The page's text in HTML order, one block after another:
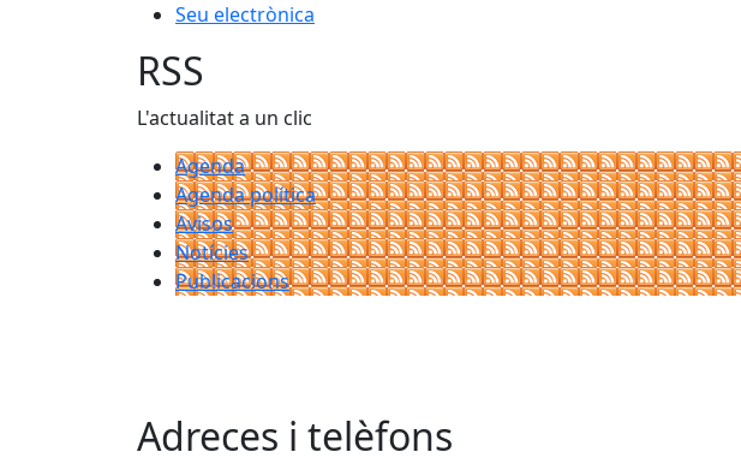
Seu electrònica
RSS
L'actualitat a un clic
Agenda
Agenda política
Avisos
Notícies
Publicacions
Adreces i telèfons